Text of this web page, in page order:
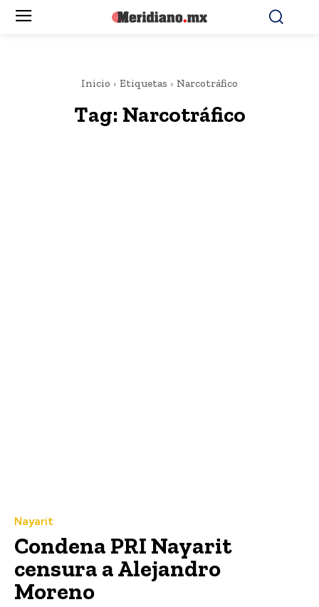
Inicio Etiquetas Narcotráfico
Tag: Narcotráfico
Nayarit
Condena PRI Nayarit
censura a Alejandro
Moreno